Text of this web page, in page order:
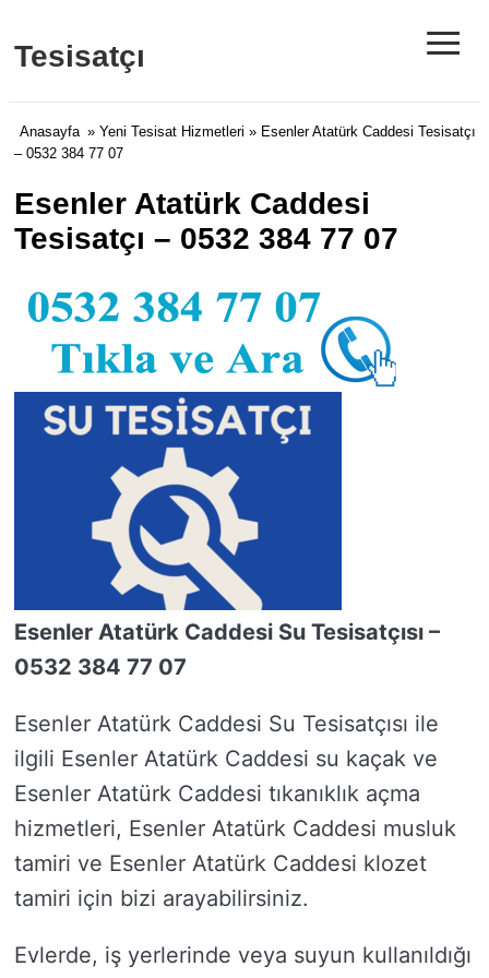
Tesisatçı ≡
Anasayfa » Yeni Tesisat Hizmetleri » Esenler Atatürk Caddesi Tesisatçı
– 0532 384 77 07
Esenler Atatürk Caddesi
Tesisatçı – 0532 384 77 07
Esenler Atatürk Caddesi Su Tesisatçısı –
0532 384 77 07
Esenler Atatürk Caddesi Su Tesisatçısı ile
ilgili Esenler Atatürk Caddesi su kaçak ve
Esenler Atatürk Caddesi tıkanıklık açma
hizmetleri, Esenler Atatürk Caddesi musluk
tamiri ve Esenler Atatürk Caddesi klozet
tamiri için bizi arayabilirsiniz.
Evlerde, iş yerlerinde veya suyun kullanıldığı